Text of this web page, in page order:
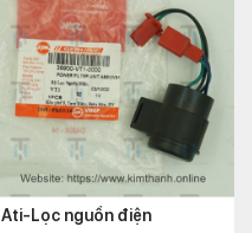
Ati-Lọc nguồn điện